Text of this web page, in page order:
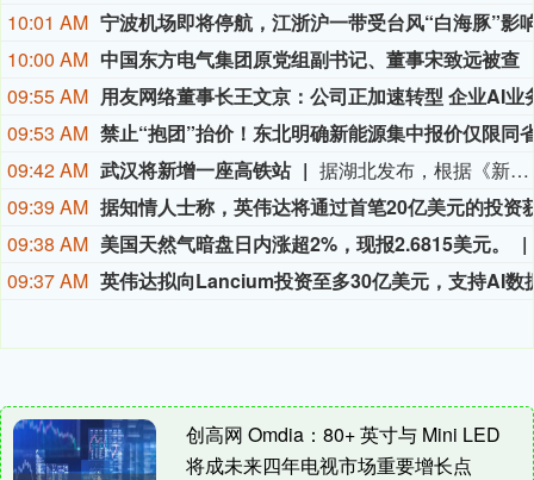
10:01 AM
10:00 AM 中国东方电气集团原党组副书记、董事宋致远被查
09:55 AM
09:53 AM
09:42 AM 武汉将新增一座高铁站
据湖北发布，根据《新建合肥至武汉高速铁路长江新区站站房工程及天河站站区相关工程HWZF-1(HBSJ-202401TL-010023001)资审文件公告》，长江新区站计划开工时间和竣工时间均已明确：计划开工日期2026年9月1日，计划竣工日期2028年6月30日，计划工期668日历天。长江新区站位于武汉中北部，北靠黄陂区，南依长江新城。车站西距武汉天河站22.86km，东距红安站24.726km。
09:39 AM
09:38 AM 美国天然气暗盘日内涨超2%，现报2.6815美元。
09:37 AM
创高网 Omdia：80+ 英寸与 Mini LED
将成未来四年电视市场重要增长点